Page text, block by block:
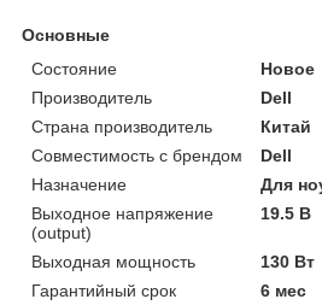
Основные
Состояние
Новое
Производитель
Dell
Страна производитель
Китай
Совместимость с брендом
Dell
Назначение
Для
Выходное напряжение
(output)
19.5 В
Выходная мощность
130 Вт
Гарантийный срок
6 мес